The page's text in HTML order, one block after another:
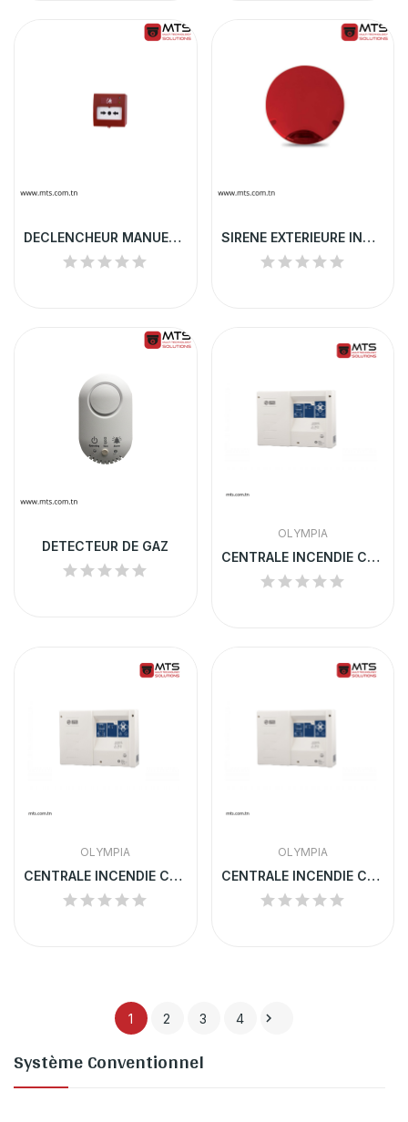
Système Conventionnel
DECLENCHEUR MANUEL APPARENT SIRENE EXTERIEURE INCENDIE
DETECTEUR DE GAZ
OLYMPIA
CENTRALE INCENDIE CONVENTIONNELLE OLYMPIA 2 ZONES
OLYMPIA
CENTRALE INCENDIE CONVENTIONNELLE OLYMPIA 4 ZONES
OLYMPIA
CENTRALE INCENDIE CONVENTIONNELLE OLYMPIA 6 ZONES
1 2 3 4 